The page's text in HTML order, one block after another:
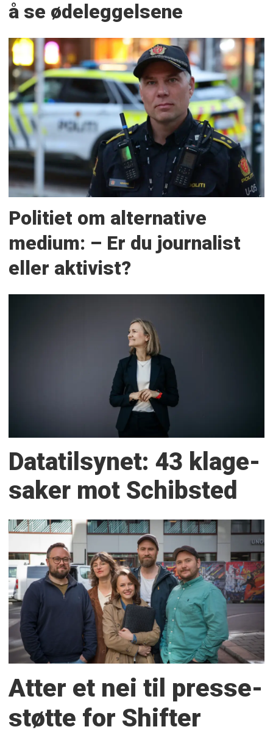
å se ødeleggelsene
Politiet om alternative
medium: – Er du journalist
eller aktivist?
Datatilsynet: 43 klage­
saker mot Schibsted
Atter et nei til presse­
støtte for Shifter